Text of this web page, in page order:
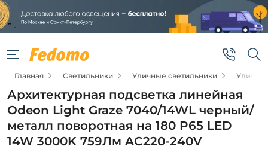
Главная Светильники Уличные светильники
Архитектурная подсветка линейная
Odeon Light Graze 7040/14WL черный/
металл поворотная на 180 P65 LED
14W 3000K 759Лм AC220-240V